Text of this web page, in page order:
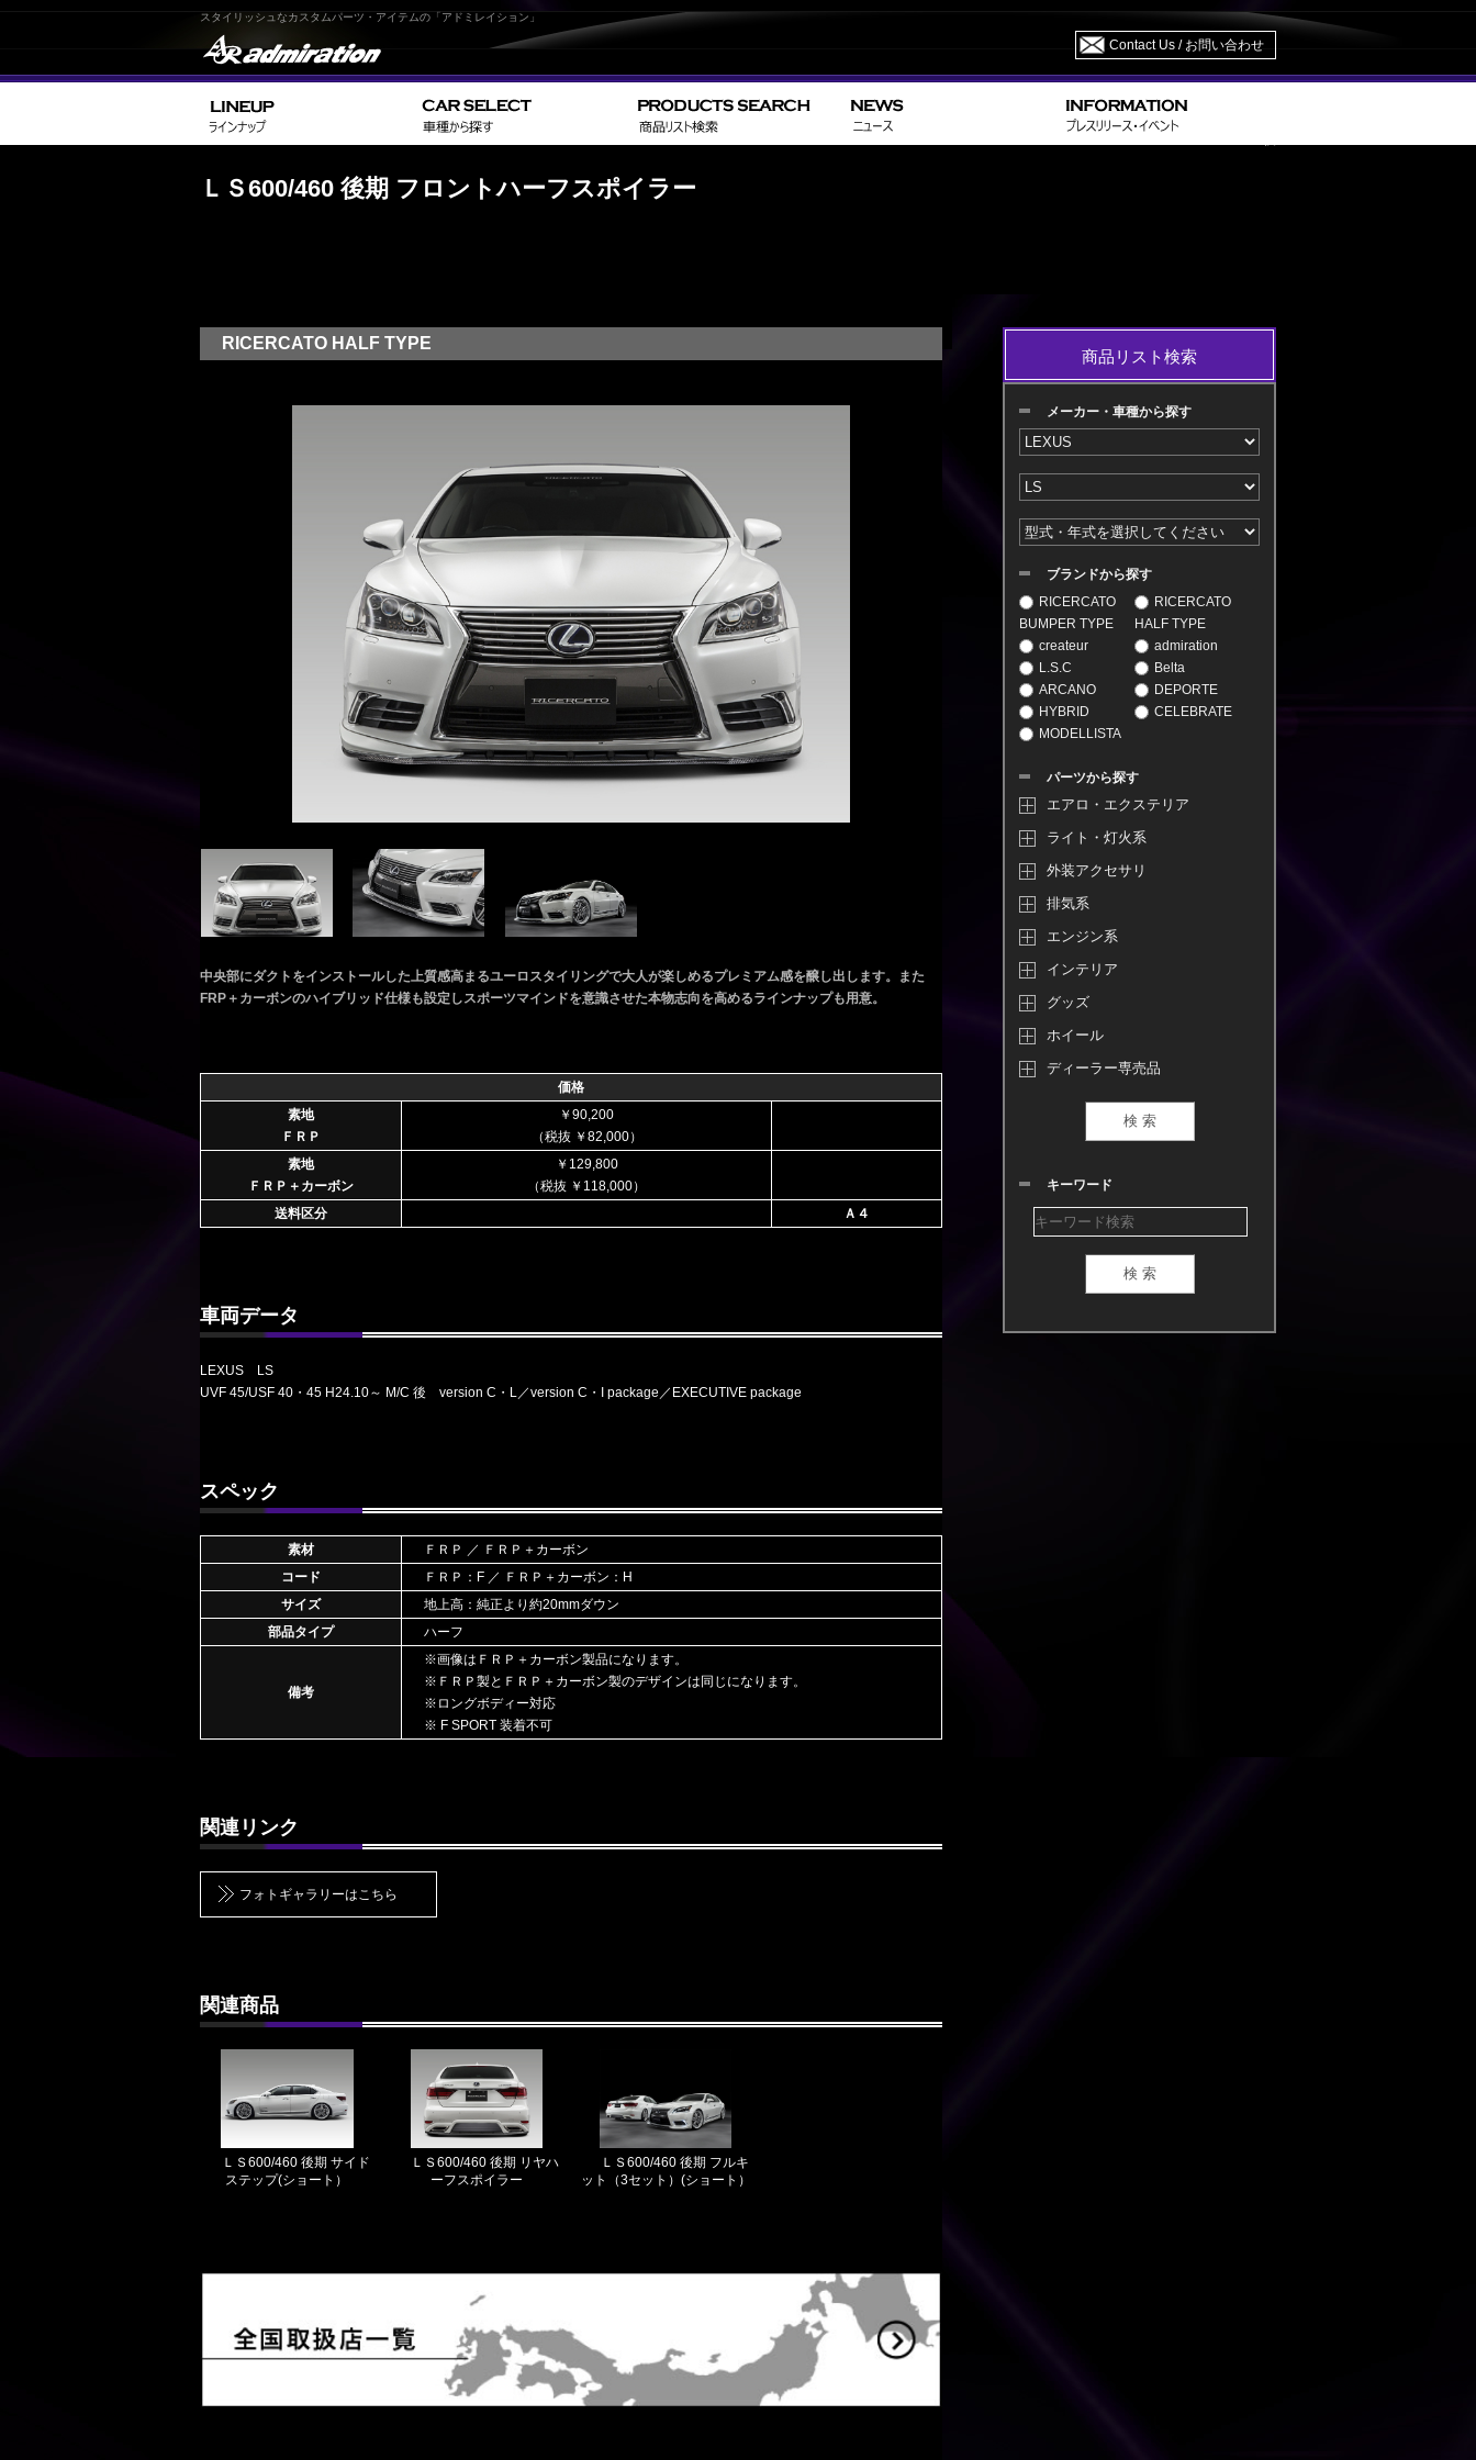
スタイリッシュなカスタムパーツ・アイテムの「アドミレイション」
Contact Us / お問い合わせ
ＬＳ600/460 後期 フロントハーフスポイラー
RICERCATO HALF TYPE
中央部にダクトをインストールした上質感高まるユーロスタイリングで大人が楽しめるプレミアム感を醸し出します。また
FRP＋カーボンのハイブリッド仕様も設定しスポーツマインドを意識させた本物志向を高めるラインナップも用意。
価格
素地
ＦＲＰ
￥90,200
（税抜 ￥82,000）
素地
ＦＲＰ＋カーボン
￥129,800
（税抜 ￥118,000）
送料区分
Ａ４
車両データ
LEXUS LS
UVF 45/USF 40・45 H24.10～ M/C 後 version C・L／version C・I package／EXECUTIVE package
スペック
素材
ＦＲＰ ／ ＦＲＰ＋カーボン
コード
ＦＲＰ：F ／ ＦＲＰ＋カーボン：H
サイズ
地上高：純正より約20mmダウン
部品タイプ
ハーフ
備考
※画像はＦＲＰ＋カーボン製品になります。
※ＦＲＰ製とＦＲＰ＋カーボン製のデザインは同じになります。
※ロングボディー対応
※ F SPORT 装着不可
関連リンク
フォトギャラリーはこちら
関連商品
ＬＳ600/460 後期 サイド
ステップ(ショート）
ＬＳ600/460 後期 リヤハ
ーフスポイラー
ＬＳ600/460 後期 フルキ
ット（3セット）(ショート）
商品リスト検索
メーカー・車種から探す
ブランドから探す
RICERCATO
BUMPER TYPE
RICERCATO
HALF TYPE
createur
admiration
L.S.C
Belta
ARCANO
DEPORTE
HYBRID
CELEBRATE
MODELLISTA
パーツから探す
エアロ・エクステリア
ライト・灯火系
外装アクセサリ
排気系
エンジン系
インテリア
グッズ
ホイール
ディーラー専売品
キーワード